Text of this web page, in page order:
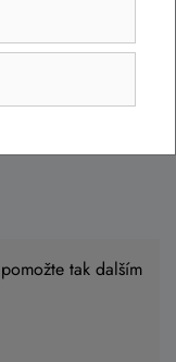
tak dalším